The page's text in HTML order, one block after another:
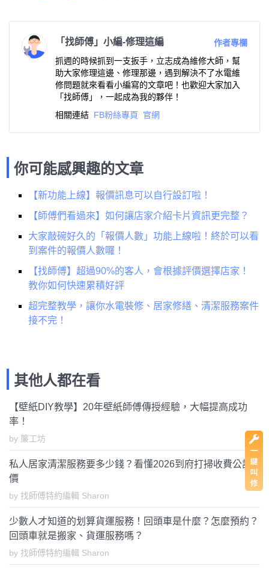
「找師傅」小編-修理這編
作者專欄
抓週的時候抓到一支扳手，立志成為維修大師，幫
助大家修理這邊、修理那邊，遇到解決不了水電維
修問題就來看看小編寫的文章吧！也歡迎大家加入
「找師傅」，一起成為我的夥伴！
相關連結 FB粉絲專頁 官網
你可能感興趣的文章
【新功能上線】報價訊息可以自行設訂啦！
【師傅們看過來】如何讓店家介紹卡片資訊更完整？
大家敲碗好久的「報價人數」功能上線啦！終於可以看
到案件的報價人數囉！
【找師傅】超過90%的客人，會根據評價選擇店家！
教你如何快速累積好評
超完整教學，讓你水電裝修、居家修繕、清潔服務案件
接不完！
其他人都在看
【壁紙DIY教學】20年壁紙師傅傳授經驗，大幅提高成功
率！
by 簾工坊
私人居家清潔服務要多少錢？看懂2026到府打掃收費公訂
價
by 找師傅特約編輯 Sharon
少數人才知道的划算貨運服務！回頭車是什麼？怎麼預約？
回頭車就是搬家、貨運服務嗎？
by 找師傅特約編輯 Sharon